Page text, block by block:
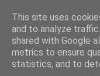
This site uses
and to analyze
shared with Google
metrics to ensure
statistics, and to